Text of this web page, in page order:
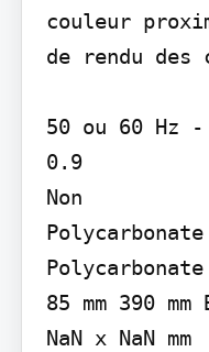
couleur
de rendu
50 ou 60 Hz -
0.9
Non
85 mm 390
NaN x NaN mm